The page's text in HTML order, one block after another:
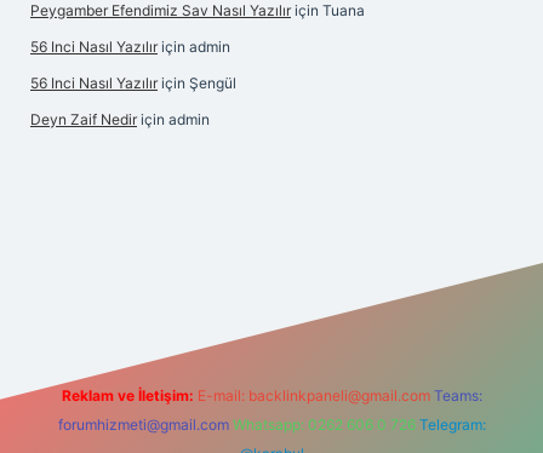
Peygamber Efendimiz Sav Nasıl Yazılır için Tuana
56 Inci Nasıl Yazılır için admin
56 Inci Nasıl Yazılır için Şengül
Deyn Zaif Nedir için admin
Reklam ve İletişim: E-mail: backlinkpaneli@gmail.com Teams:
forumhizmeti@gmail.com Whatsapp: 0262 606 0 726 Telegram: